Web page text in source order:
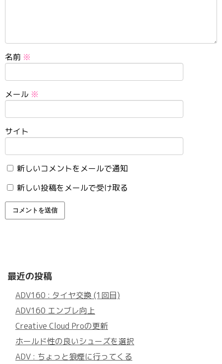
名前 ※
メール ※
サイト
新しいコメントをメールで通知
新しい投稿をメールで受け取る
最近の投稿
ADV160 : タイヤ交換 (1回目)
ADV160 エンブレ向上
Creative Cloud Proの更新
ホールド性の良いシューズを選択
ADV : ちょっと狼煙に行ってくる